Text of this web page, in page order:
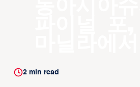
2min read